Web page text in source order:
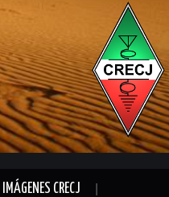
IMÁGENES CRECJ